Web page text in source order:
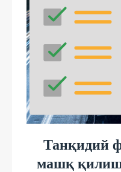
Танқидий
машқ қилиш